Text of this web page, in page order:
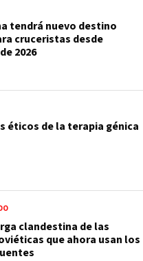
tendrá nuevo destino
cruceristas desde
2026
éticos de la terapia génica
clandestina de las
que ahora usan los